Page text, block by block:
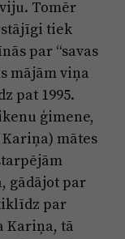
Tomēr
tiek
par “savas
mājām viņa
pat 1995.
ģimene,
mātes
gādājot par
par
Kariņa, tā